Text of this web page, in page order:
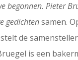
begonnen. Pieter
gedichtensamen.
de
is een